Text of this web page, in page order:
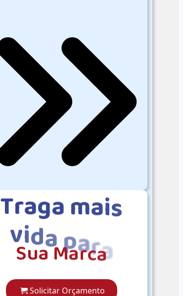
Tragamais
vidapara
SuaMarca
Solicitar Orçamento